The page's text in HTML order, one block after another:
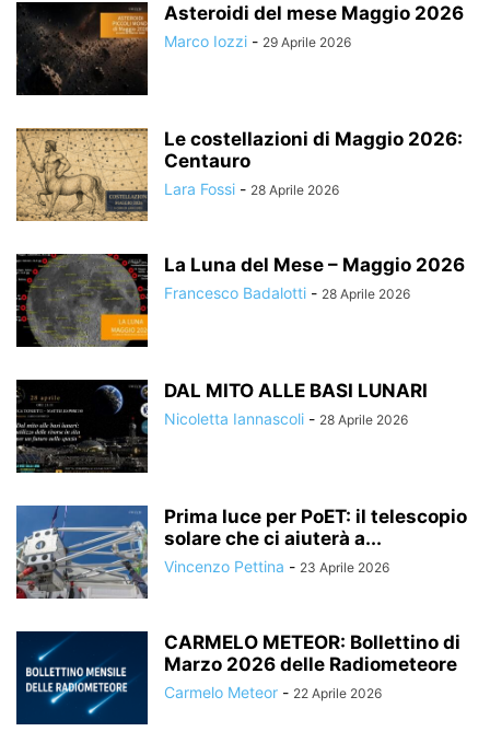
Asteroidi del mese Maggio 2026
Marco Iozzi - 29 Aprile 2026
Le costellazioni di Maggio 2026:
Centauro
Lara Fossi - 28 Aprile 2026
La Luna del Mese – Maggio 2026
Francesco Badalotti - 28 Aprile 2026
DAL MITO ALLE BASI LUNARI
Nicoletta Iannascoli - 28 Aprile 2026
Prima luce per PoET: il telescopio
solare che ci aiuterà a...
Vincenzo Pettina - 23 Aprile 2026
CARMELO METEOR: Bollettino di
Marzo 2026 delle Radiometeore
Carmelo Meteor - 22 Aprile 2026